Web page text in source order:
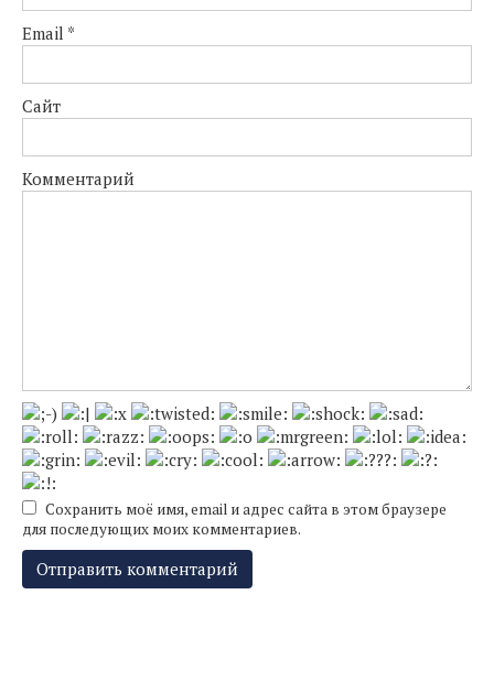
Email *
Сайт
Комментарий
Сохранить моё имя, email и адрес сайта в этом браузере
для последующих моих комментариев.